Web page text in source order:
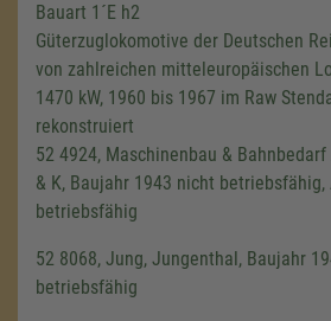
Bauart 1´E h2
Güterzuglokomotive der Deutschen
von zahlreichen mitteleuropäischen
1470 kW, 1960 bis 1967 im Raw
rekonstruiert
52 4924, Maschinenbau &
& K, Baujahr 1943 nicht betriebsfähig,
betriebsfähig
52 8068, Jung, Jungenthal, Baujahr
betriebsfähig